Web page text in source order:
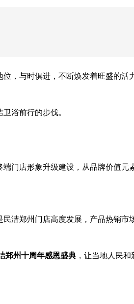
，与时俱进，不断焕发着旺盛的活
浴前行的步伐。
门店形象升级建设，从品牌价值元
洁郑州门店高度发展，产品热销市
郑州十周年感恩盛典 ，让当地人民